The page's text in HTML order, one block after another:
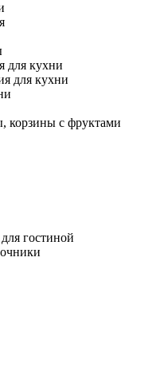
для кухни
для кухни
корзины с фруктами
гостиной